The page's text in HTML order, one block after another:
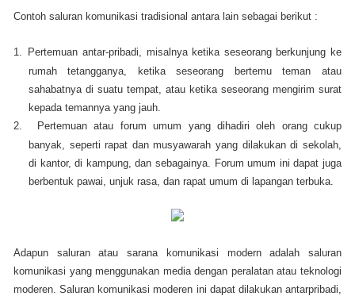
Contoh saluran komunikasi tradisional antara lain sebagai berikut :
1.
Pertemuan antar-pribadi, misalnya ketika seseorang berkunjung ke
rumah tetangganya, ketika seseorang bertemu teman atau
sahabatnya di suatu tempat, atau ketika seseorang mengirim surat
kepada temannya yang jauh.
2.
Pertemuan atau forum umum yang dihadiri oleh orang cukup
banyak, seperti rapat dan musyawarah yang dilakukan di sekolah,
di kantor, di kampung, dan sebagainya. Forum umum ini dapat juga
berbentuk pawai, unjuk rasa, dan rapat umum di lapangan terbuka.
Adapun saluran atau sarana komunikasi modern adalah saluran
komunikasi yang menggunakan media dengan peralatan atau teknologi
moderen. Saluran komunikasi moderen ini dapat dilakukan antarpribadi,